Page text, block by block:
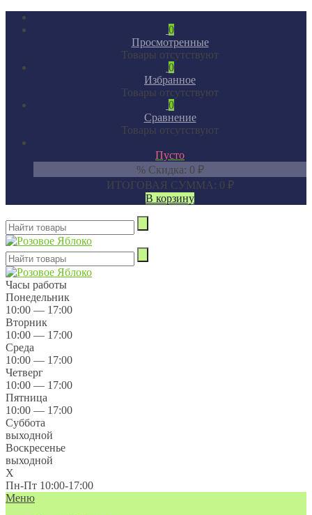
0
Просмотренные
Товары отсутствуют
0
Избранное
Товары отсутствуют
0
Сравнение
Товары отсутствуют
Пусто
% Скидка: 0 ₽
ИТОГОВАЯ СУММА: 0 ₽
В корзину
Часы работы
Понедельник
10:00 — 17:00
Вторник
10:00 — 17:00
Среда
10:00 — 17:00
Четверг
10:00 — 17:00
Пятница
10:00 — 17:00
Суббота
выходной
Воскресенье
выходной
X
Пн-Пт 10:00-17:00
Меню